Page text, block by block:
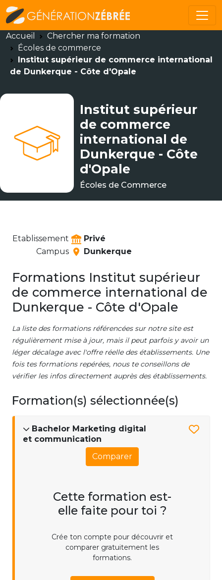
Accueil
Chercher ma formation
Écoles de commerce
Institut supérieur de commerce international
de Dunkerque - Côte d'Opale
Institut supérieur
de commerce
international de
Dunkerque - Côte
d'Opale
Écoles de Commerce
Etablissement
Privé
Campus
Dunkerque
Formations Institut supérieur
de commerce international de
Dunkerque - Côte d'Opale
La liste des formations référencées sur notre site est
régulièrement mise à jour, mais il peut parfois y avoir un
léger décalage avec l'offre réelle des établissements. Une
fois tes formations repérées, nous te conseillons de
vérifier les infos directement auprès des établissements.
Formation(s) sélectionnée(s)
Bachelor Marketing digital
et communication
Comparer
Cette formation est-
elle faite pour toi ?
Crée ton compte pour découvrir et
comparer gratuitement les
formations.